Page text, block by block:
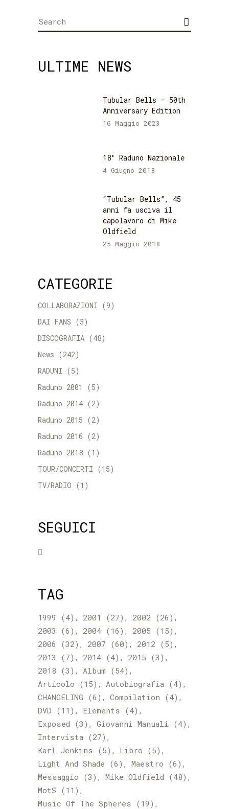
Search
for:
ULTIME NEWS
Tubular Bells – 50th
Anniversary Edition
16 Maggio 2023
18° Raduno Nazionale
4 Giugno 2018
“Tubular Bells”, 45
anni fa usciva il
capolavoro di Mike
Oldfield
25 Maggio 2018
CATEGORIE
COLLABORAZIONI (9)
DAI FANS (3)
DISCOGRAFIA (48)
News (242)
RADUNI (5)
Raduno 2001
(5)
Raduno 2014 (2)
Raduno 2015 (2)
Raduno 2016 (2)
Raduno 2018 (1)
TOUR/CONCERTI (15)
TV/RADIO (1)
SEGUICI
TAG
1999 (4) 2001 (27) 2002 (26)
2003 (6) 2004 (16) 2005 (15)
2006 (32) 2007 (60) 2012 (5)
2013 (7) 2014 (4) 2015 (3)
2018 (3) Album (54)
Articolo (15) Autobiografia (4)
CHANGELING (6) Compilation (4)
DVD (11) Elements (4)
Exposed (3) Giovanni Manuali
(4)
Intervista (27)
Karl Jenkins (5) Libro (5)
Light And Shade (6) Maestro (6)
Messaggio (3) Mike Oldfield (48)
MotS (11)
Music Of The Spheres (19)